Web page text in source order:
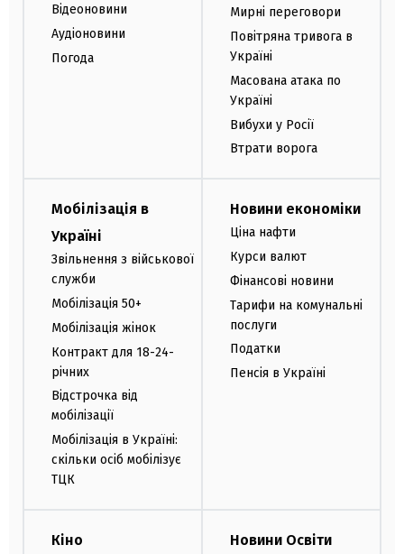
Відеоновини
Аудіоновини
Погода
Мирні переговори
Повітряна тривога в
Україні
Масована атака по
Україні
Вибухи у Росії
Втрати ворога
Мобілізація в
Україні
Звільнення з військової
служби
Мобілізація 50+
Мобілізація жінок
Контракт для 18-24-
річних
Відстрочка від
мобілізації
Мобілізація в Україні:
скільки осіб мобілізує
ТЦК
Новини економіки
Ціна нафти
Курси валют
Фінансові новини
Тарифи на комунальні
послуги
Податки
Пенсія в Україні
Кіно Новини Освіти